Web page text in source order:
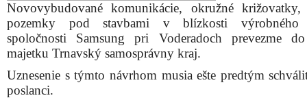
Novovybudované komunikácie, okružné
pozemky pod stavbami v blízkosti výrobného
spoločnosti Samsung pri Voderadoch prevezme
majetku Trnavský samosprávny kraj.
Uznesenie s týmto návrhom musia ešte predtým
poslanci.